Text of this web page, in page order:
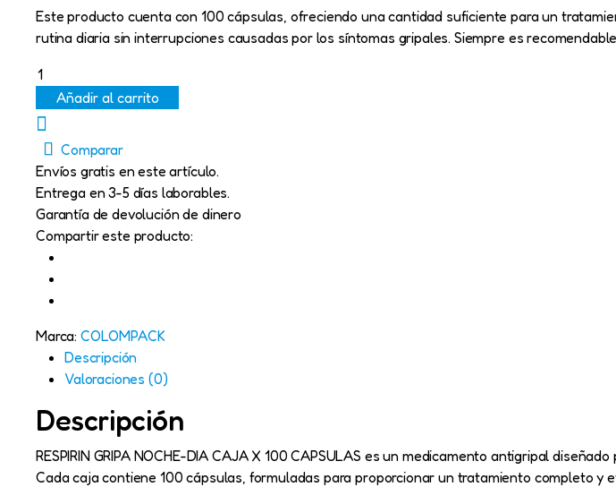
Este producto cuenta con 100 cápsulas, ofreciendo una cantidad suficiente para un
rutina diaria sin interrupciones causadas por los síntomas gripales. Siempre es
RESPIRIN
GRIPA
NOCHE-
DIA
CAJA
X
100
CAPSULAS
antigripales
cantidad
Añadir al carrito
Comparar
Envíos gratis en este artículo.
Entrega en 3-5 días laborables.
Garantía de devolución de dinero
Compartir este producto:
Marca: COLOMPACK
Descripción
Valoraciones (0)
Descripción
RESPIRIN GRIPA NOCHE-DIA CAJA X 100 CAPSULAS es un medicamento antigripal
Cada caja contiene 100 cápsulas, formuladas para proporcionar un tratamiento completo y